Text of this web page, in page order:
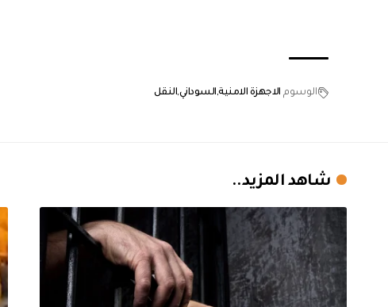
الوسوم الاجهزة الامنية السوداني النقل
شاهد المزيد..